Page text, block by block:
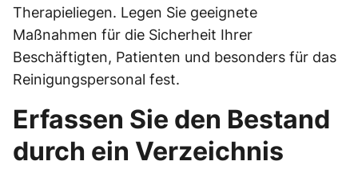
Therapieliegen. Legen Sie geeignete
Maßnahmen für die Sicherheit Ihrer
Beschäftigten, Patienten und besonders für das
Reinigungspersonal fest.
Erfassen Sie den Bestand
durch ein Verzeichnis